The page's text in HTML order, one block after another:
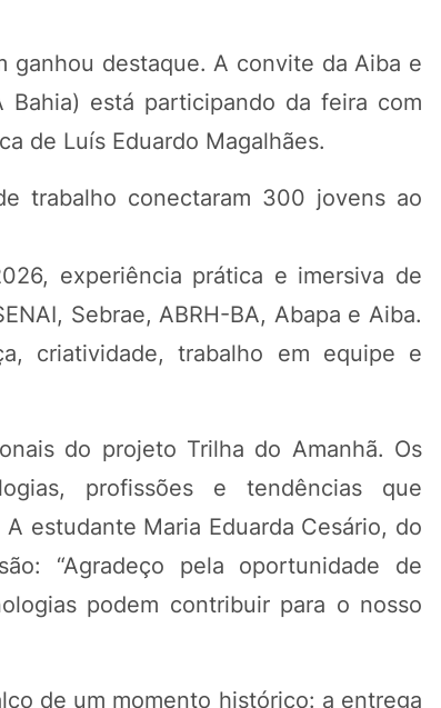
ganhou destaque. A convite da Aiba e
Bahia) está participando da feira com
de Luís Eduardo Magalhães.
trabalho conectaram 300 jovens ao
experiência prática e imersiva de
Sebrae, ABRH-BA, Abapa e Aiba.
criatividade, trabalho em equipe e
do projeto Trilha do Amanhã. Os
profissões e tendências que
estudante Maria Eduarda Cesário, do
“Agradeço pela oportunidade de
podem contribuir para o nosso
de um momento histórico: a entrega